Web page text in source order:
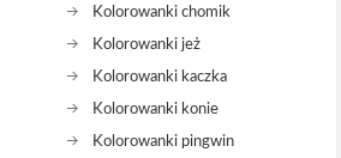
Kolorowanki chomik
Kolorowanki jeż
Kolorowanki kaczka
Kolorowanki konie
Kolorowanki pingwin